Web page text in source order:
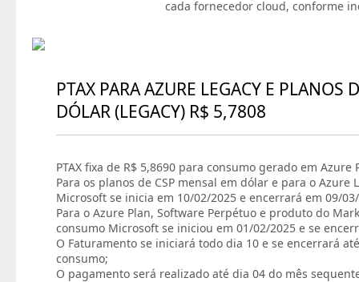
cada fornecedor cloud, conforme
PTAX PARA AZURE LEGACY E PLANOS
DÓLAR (LEGACY) R$ 5,7808
PTAX fixa de R$ 5,8690 para consumo gerado em Azure
Para os planos de CSP mensal em dólar e para o Azure
Microsoft se inicia em 10/02/2025 e encerrará em 09/
Para o Azure Plan, Software Perpétuo e produto do
consumo Microsoft se iniciou em 01/02/2025 e se
O Faturamento se iniciará todo dia 10 e se encerrará
consumo;
O pagamento será realizado até dia 04 do mês